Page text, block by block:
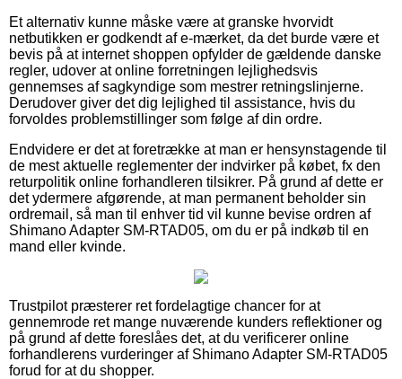
Et alternativ kunne måske være at granske hvorvidt
netbutikken er godkendt af e-mærket, da det burde være et
bevis på at internet shoppen opfylder de gældende danske
regler, udover at online forretningen lejlighedsvis
gennemses af sagkyndige som mestrer retningslinjerne.
Derudover giver det dig lejlighed til assistance, hvis du
forvoldes problemstillinger som følge af din ordre.
Endvidere er det at foretrække at man er hensynstagende til
de mest aktuelle reglementer der indvirker på købet, fx den
returpolitik online forhandleren tilsikrer. På grund af dette er
det ydermere afgørende, at man permanent beholder sin
ordremail, så man til enhver tid vil kunne bevise ordren af
Shimano Adapter SM-RTAD05, om du er på indkøb til en
mand eller kvinde.
Trustpilot præsterer ret fordelagtige chancer for at
gennemrode ret mange nuværende kunders reflektioner og
på grund af dette foreslåes det, at du verificerer online
forhandlerens vurderinger af Shimano Adapter SM-RTAD05
forud for at du shopper.